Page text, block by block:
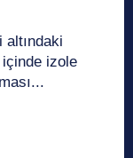
altındaki
izole